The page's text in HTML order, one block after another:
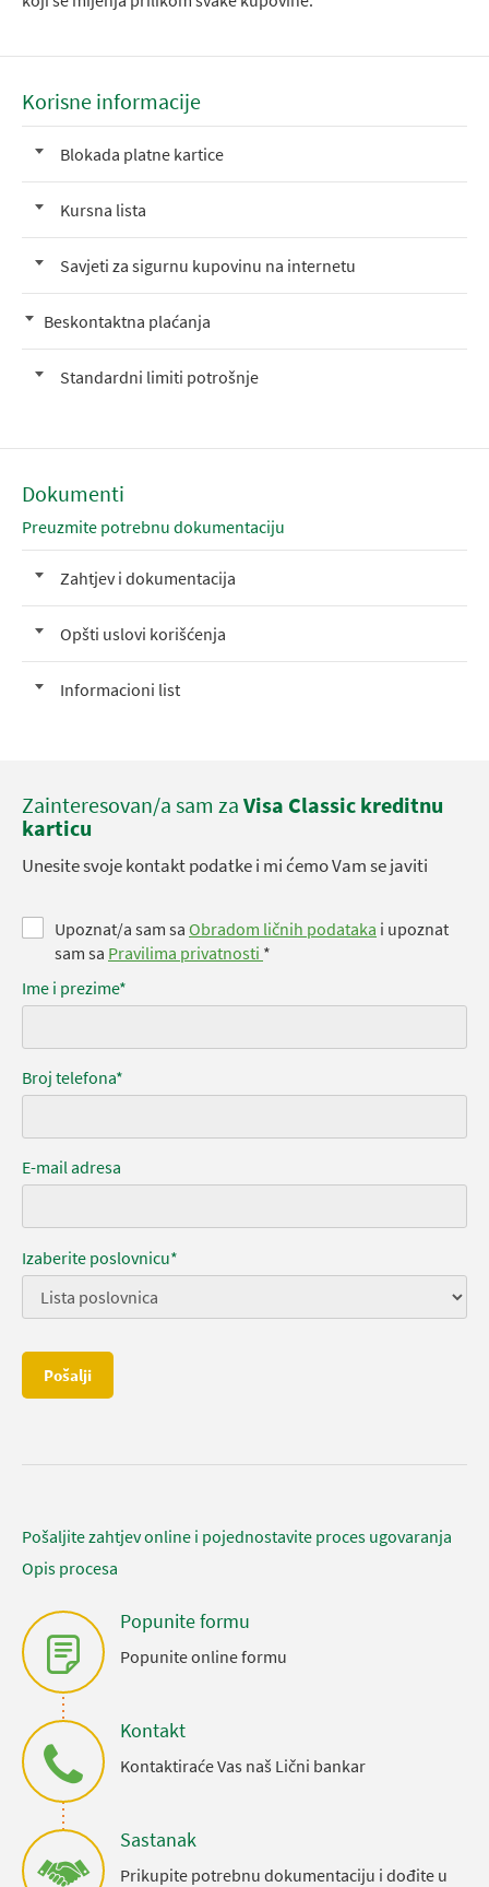
Korisne informacije
Blokada platne kartice
Kursna lista
Savjeti za sigurnu kupovinu na internetu
Beskontaktna plaćanja
Standardni limiti potrošnje
Dokumenti
Preuzmite potrebnu dokumentaciju
Zahtjev i dokumentacija
Opšti uslovi korišćenja
Informacioni list
Zainteresovan/a sam za Visa Classic kreditnu
karticu
Unesite svoje kontakt podatke i mi ćemo Vam se javiti
Upoznat/a sam sa Obradom ličnih podataka i upoznat
sam sa Pravilima privatnosti *
Ime i prezime*
Broj telefona*
E-mail adresa
Izaberite poslovnicu*
Pošalji
Pošaljite zahtjev online i pojednostavite proces ugovaranja
Opis procesa
Popunite formu
Popunite online formu
Kontakt
Kontaktiraće Vas naš Lični bankar
Sastanak
Prikupite potrebnu dokumentaciju i dođite u